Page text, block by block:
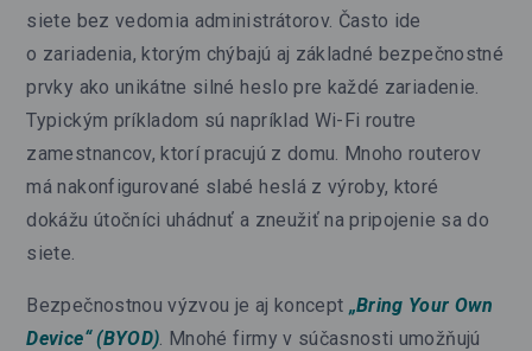
siete bez vedomia administrátorov. Často ide
o zariadenia, ktorým chýbajú aj základné bezpečnostné
prvky ako unikátne silné heslo pre každé zariadenie.
Typickým príkladom sú napríklad Wi-Fi routre
zamestnancov, ktorí pracujú z domu. Mnoho routerov
má nakonfigurované slabé heslá z výroby, ktoré
dokážu útočníci uhádnuť a zneužiť na pripojenie sa do
siete.
Bezpečnostnou výzvou je aj koncept „Bring Your Own
Device“ (BYOD). Mnohé firmy v súčasnosti umožňujú